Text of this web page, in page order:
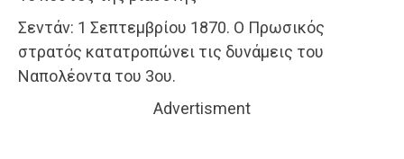
Σεντάν: 1 Σεπτεμβρίου 1870. Ο Πρωσικός
στρατός κατατροπώνει τις δυνάμεις του
Ναπολέοντα του 3ου.
Advertisment